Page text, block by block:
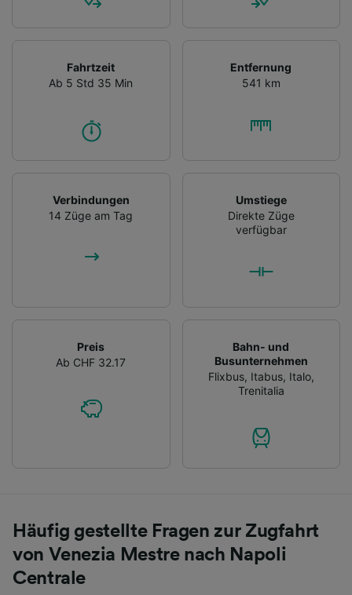
Fahrtzeit
Ab 5 Std 35 Min
Entfernung
541 km
Verbindungen
14 Züge am Tag
Umstiege
Direkte Züge
verfügbar
Preis
Ab CHF 32.17
Bahn- und
Busunternehmen
Flixbus, Itabus, Italo,
Trenitalia
Häufig gestellte Fragen zur Zugfahrt
von Venezia Mestre nach Napoli
Centrale